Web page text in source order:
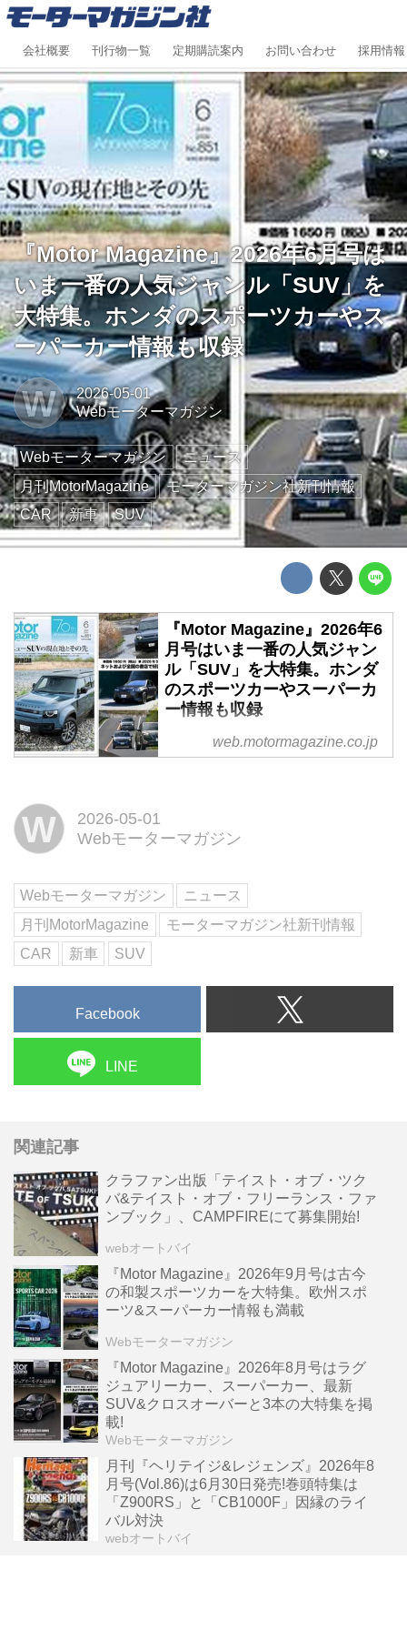
会社概要 刊行物一覧 定期購読案内 お問い合わせ 採用情報
『Motor Magazine』2026年6月号は
いま一番の人気ジャンル「SUV」を
大特集。ホンダのスポーツカーやス
ーパーカー情報も収録
W
2026-05-01
Webモーターマガジン
Webモーターマガジン
ニュース
月刊MotorMagazine
モーターマガジン社新刊情報
CAR
新車 SUV
『Motor Magazine』2026年6
月号はいま一番の人気ジャン
ル「SUV」を大特集。ホンダ
のスポーツカーやスーパーカ
ー情報も収録
『Motor Magazine』2026年6月号
は5月1日(金)に全国の書店および
web.motormagazine.co.jp
W
2026-05-01
Webモーターマガジン
Webモーターマガジン
ニュース
月刊MotorMagazine
モーターマガジン社新刊情報
CAR
新車 SUV
Facebook
LINE
関連記事
クラファン出版「テイスト・オブ・ツク
バ&テイスト・オブ・フリーランス・ファ
ンブック」、CAMPFIREにて募集開始!
webオートバイ
『Motor Magazine』2026年9月号は古今
の和製スポーツカーを大特集。欧州スポ
ーツ&スーパーカー情報も満載
Webモーターマガジン
『Motor Magazine』2026年8月号はラグ
ジュアリーカー、スーパーカー、最新
SUV&クロスオーバーと3本の大特集を掲
載!
Webモーターマガジン
月刊『ヘリテイジ&レジェンズ』2026年8
月号(Vol.86)は6月30日発売!巻頭特集は
「Z900RS」と「CB1000F」因縁のライ
バル対決
webオートバイ